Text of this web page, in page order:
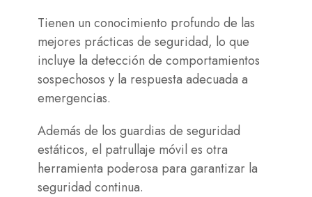
Tienen un conocimiento profundo de las
mejores prácticas de seguridad, lo que
incluye la detección de comportamientos
sospechosos y la respuesta adecuada a
emergencias.
Además de los guardias de seguridad
estáticos, el patrullaje móvil es otra
herramienta poderosa para garantizar la
seguridad continua.